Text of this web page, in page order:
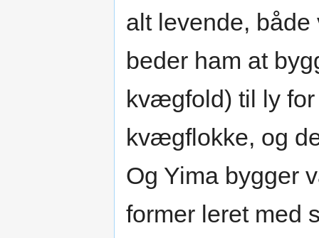
alt levende,
beder ham at
kvægfold) til ly
kvægflokke, og
Og Yima bygger
former leret med